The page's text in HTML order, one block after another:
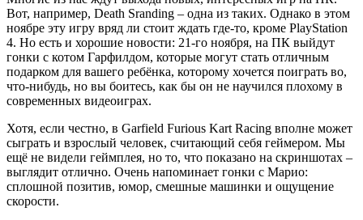
Вот, например, Death Sranding – одна из таких. Однако в этом
ноябре эту игру вряд ли стоит ждать где-то, кроме PlayStation
4. Но есть и хорошие новости: 21-го ноября, на ПК выйдут
гонки с котом Гарфилдом, которые могут стать отличным
подарком для вашего ребёнка, которому хочется поиграть во,
что-нибудь, но вы боитесь, как бы он не научился плохому в
современных видеоиграх.
Хотя, если честно, в Garfield Furious Kart Racing вполне может
сыграть и взрослый человек, считающий себя геймером. Мы
ещё не видели геймплея, но то, что показано на скриншотах –
выглядит отлично. Очень напоминает гонки с Марио:
сплошной позитив, юмор, смешные машинки и ощущение
скорости.